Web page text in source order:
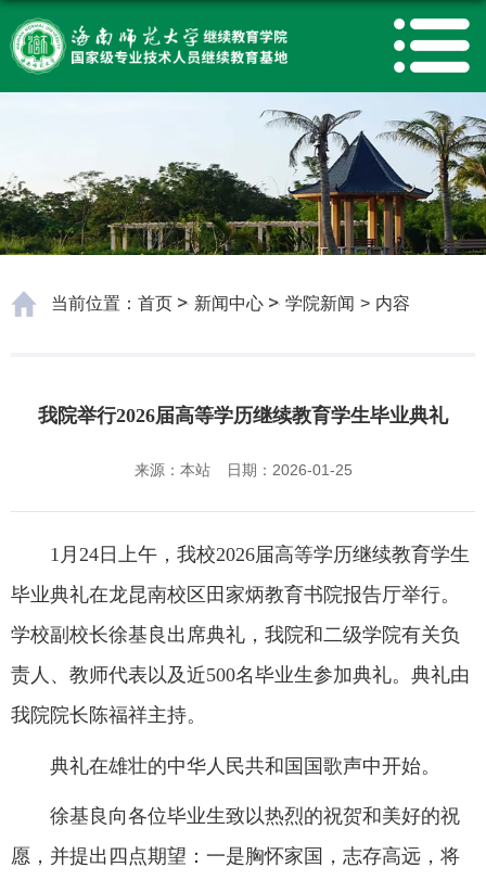
当前位置： 首页 新闻中心 学院新闻 > 内容
我院举行2026届高等学历继续教育学生毕业典礼
来源：本站 日期：2026-01-25
1月24日上午，我校2026届高等学历继续教育学生
毕业典礼在龙昆南校区田家炳教育书院报告厅举行。
学校副校长徐基良出席典礼，我院和二级学院有关负
责人、教师代表以及近500名毕业生参加典礼。典礼由
我院院长陈福祥主持。
典礼在雄壮的中华人民共和国国歌声中开始。
徐基良向各位毕业生致以热烈的祝贺和美好的祝
愿，并提出四点期望：一是胸怀家国，志存高远，将